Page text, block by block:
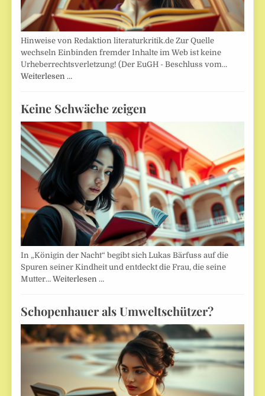
Hinweise von Redaktion literaturkritik.de Zur Quelle
wechseln Einbinden fremder Inhalte im Web ist keine
Urheberrechtsverletzung! (Der EuGH - Beschluss vom…
Weiterlesen …
Keine Schwäche zeigen
In „Königin der Nacht“ begibt sich Lukas Bärfuss auf die
Spuren seiner Kindheit und entdeckt die Frau, die seine
Mutter…Weiterlesen …
Schopenhauer als Umweltschützer?